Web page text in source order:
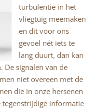
turbulentie in het
vliegtuig meemaken
en dit voor ons
gevoel nét iets te
lang duurt, dan kan
De signalen van de
niet overeen met de
die in onze hersenen
tegenstrijdige informatie